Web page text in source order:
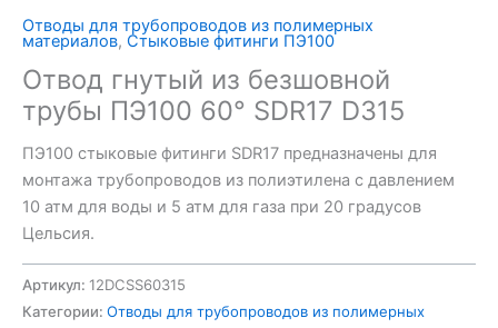
Отводы для трубопроводов из полимерных
материалов, Стыковые фитинги ПЭ100
Отвод гнутый из безшовной
трубы ПЭ100 60° SDR17 D315
ПЭ100 стыковые фитинги SDR17 предназначены для
монтажа трубопроводов из полиэтилена с давлением
10 атм для воды и 5 атм для газа при 20 градусов
Цельсия.
Артикул: 12DCSS60315
Категории: Отводы для трубопроводов из полимерных